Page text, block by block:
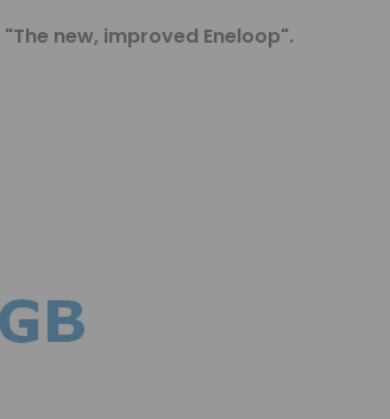
"The new, improved Eneloop".